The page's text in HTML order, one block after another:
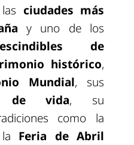
ciudades más
y uno de los
de
histórico,
Mundial, sus
de vida, su
como la
Feria de Abril